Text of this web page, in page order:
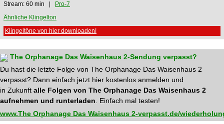
Stream: 60 min |
Pro-7
Ähnliche Klingelton
Klingeltöne von hier downloaden!
The Orphanage Das Waisenhaus 2-Sendung verpasst?
Du hast die letzte Folge von The Orphanage Das Waisenhaus 2
verpasst? Dann einfach jetzt hier kostenlos anmelden und
in Zukunft alle Folgen von The Orphanage Das Waisenhaus 2
aufnehmen und runterladen . Einfach mal testen!
www.The Orphanage Das Waisenhaus 2-verpasst.de/